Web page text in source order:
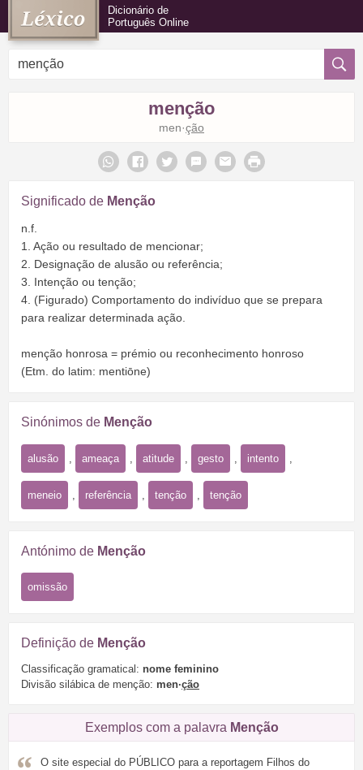
Dicionário de
Português Online
menção
men·ção
Significado de Menção
n.f.
1. Ação ou resultado de mencionar;
2. Designação de alusão ou referência;
3. Intenção ou tenção;
4. (Figurado) Comportamento do indivíduo que se prepara
para realizar determinada ação.
menção honrosa = prémio ou reconhecimento honroso
(Etm. do latim: mentiōne)
Sinónimos de Menção
alusão ameaça atitude gesto intento
meneio referência tenção tenção
Antónimo de Menção
omissão
Definição de Menção
Classificação gramatical: nome feminino
Divisão silábica de menção: men·ção
Exemplos com a palavra Menção
O site especial do PÚBLICO para a reportagem Filhos do